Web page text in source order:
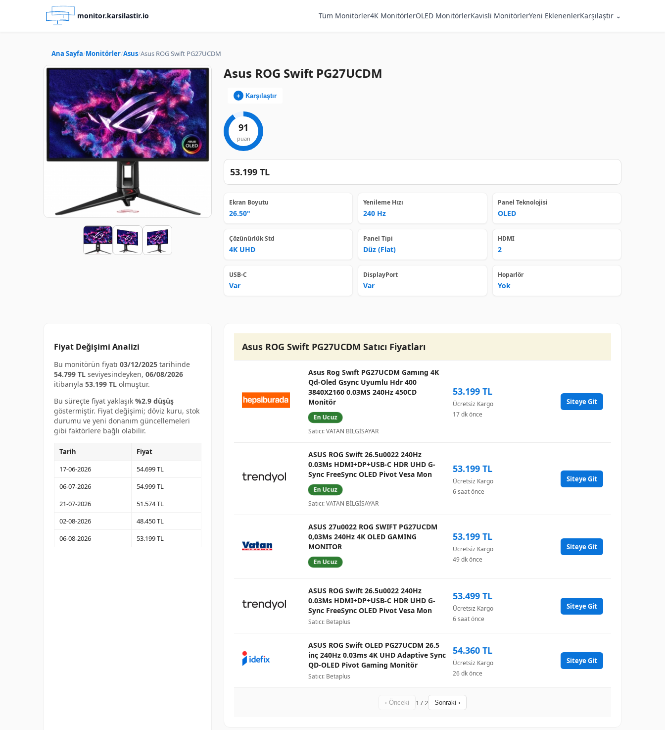
monitor.karsilastir.io Tüm Monitörler4K MonitörlerOLED MonitörlerKavisli MonitörlerYeni EklenenlerKarşılaştır ⌄
Ana Sayfa Monitörler Asus Asus ROG Swift PG27UCDM
Asus ROG Swift PG27UCDM
+ Karşılaştır
91
53.199 TL
Ekran Boyutu
26.50"
Yenileme Hızı
240 Hz
Panel Teknolojisi
OLED
Çözünürlük Std
4K UHD
Panel Tipi
Düz (Flat)
HDMI
2
USB-C
Var
DisplayPort
Var
Hoparlör
Yok
Fiyat Değişimi Analizi
Bu monitörün fiyatı 03/12/2025 tarihinde
54.799 TL seviyesindeyken, 06/08/2026
itibarıyla 53.199 TL olmuştur.
Bu süreçte fiyat yaklaşık %2.9 düşüş
göstermiştir. Fiyat değişimi; döviz kuru, stok
durumu ve yeni donanım güncellemeleri
gibi faktörlere bağlı olabilir.
Tarih
Fiyat
17-06-2026
54.699 TL
06-07-2026
54.999 TL
21-07-2026
51.574 TL
02-08-2026
48.450 TL
06-08-2026
53.199 TL
Asus ROG Swift PG27UCDM Satıcı Fiyatları
Asus Rog Swıft PG27UCDM Gamıng 4K
Qd-Oled Gsync Uyumlu Hdr 400
3840X2160 0.03MS 240Hz 450CD
Monitör
En Ucuz
Satıcı: VATAN BİLGİSAYAR
53.199 TL
Ücretsiz Kargo
17 dk önce
Siteye Git
ASUS ROG Swift 26.5u0022 240Hz
0.03Ms HDMI+DP+USB-C HDR UHD G-
Sync FreeSync OLED Pivot Vesa Mon
En Ucuz
Satıcı: VATAN BİLGİSAYAR
53.199 TL
Ücretsiz Kargo
6 saat önce
Siteye Git
ASUS 27u0022 ROG SWIFT PG27UCDM
0,03Ms 240Hz 4K OLED GAMING
MONITOR
En Ucuz
53.199 TL
Ücretsiz Kargo
49 dk önce
Siteye Git
ASUS ROG Swift 26.5u0022 240Hz
0.03Ms HDMI+DP+USB-C HDR UHD G-
Sync FreeSync OLED Pivot Vesa Mon
Satıcı: Betaplus
53.499 TL
Ücretsiz Kargo
6 saat önce
Siteye Git
ASUS ROG Swift OLED PG27UCDM 26.5
inç 240Hz 0.03ms 4K UHD Adaptive Sync
QD-OLED Pivot Gaming Monitör
Satıcı: Betaplus
54.360 TL
Ücretsiz Kargo
26 dk önce
Siteye Git
‹ Önceki 1 / 2 Sonraki ›